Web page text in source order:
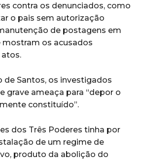
contra os denunciados, como
o pais sem autorização
de postagens em
mostram os acusados
de Santos, os investigados
grave ameaça para “depor o
constituído”.
dos Três Poderes tinha por
de um regime de
produto da abolição do